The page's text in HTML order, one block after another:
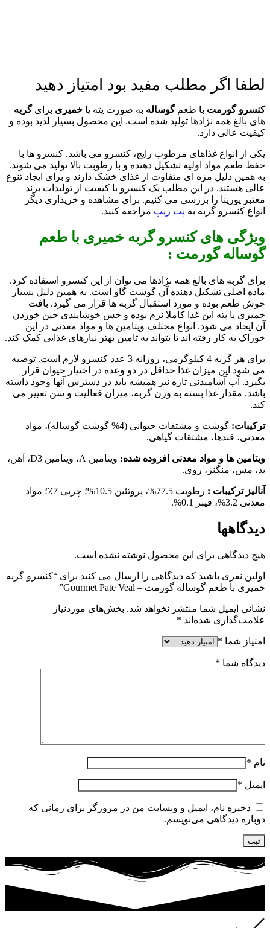
لطفا اگر مطلب مفید بود امتیاز دهید
کنسرو گورمت با طعمگوساله به صورت پته یا خمیری برایگربه
های بالغ همه نژادها تولید شده است. این محصول بسیار لذیذ بوده و
کیفیت عالی دارد.
یکی از انواع غذاهای مرطوب رایج، کنسرو می باشد. کنسرو ها با
حفظ طعم مواد اولیه تشکیل دهنده و با رطوبت بالا تولید می شوند.
به همین دلیل مزه ای متفاوت از غذای خشک دارند و برای ایجاد تنوع
عالی هستند. در این مطلب یک کنسرو با کیفیت از تولیدات برند
معتبر پورینا را بررسی می کنیم. برای مشاهده و خریداری دیگر
انواع کنسرو گربه به پت زیپ مراجعه کنید.
ویژگی های کنسرو گربه خمیری با طعم
گوساله گورمت :
برای گربه های بالغ همه نژادها می توان از این کنسرو استفاده کرد.
ماده اصلی تشکیل دهنده آن گوشت گاو است. به همین دلیل بسیار
خوش طعم بوده و مورد استقبال گربه ها قرار می گیرد. بافت
خمیری یا پته این غذا کاملا نرم بوده و حس خوشایندی حین خوردن
آن ایجاد می شود. انواع مختلف ویتامین ها و مواد معدنی در این
خوراک به کار رفته اند تا بتواند به تامین بهتر نیازهای غذایی کمک کند.
برای هر گربه 4 کیلوگرمی، روزانه 3 عدد کنسرو لازم است. توصیه
می شود این میزان غذا حداقل در دو وعده در اختیار حیوان قرار
بگیرد. آب آشامیدنی تازه نیز همیشه باید در دسترس آنها وجود داشته
باشد. مقدار غذا بسته به وزن گربه، میزان فعالیت و سن تغییر می
کند.
ترکیبات:
گوشت و مشتقات حیوانی (4% گوشت گوساله)، مواد
معدنی، قندها، مشتقات گیاهی.
ویتامین ها و مواد معدنی افزوده شده:
ویتامین A، ویتامین D3، آهن،
ید، مس، منگنز، روی.
آنالیز ترکیبات :
رطوبت 77.5%، پروتئین 10.5%؛ چربی 7٪؛ مواد
معدنی 3.2%، فیبر 0.1%.
دیدگاهها
هیچ دیدگاهی برای این محصول نوشته نشده است.
اولین نفری باشید که دیدگاهی را ارسال می کنید برای “کنسرو گربه
خمیری با طعم گوساله گورمت – Gourmet Pate Veal”
نشانی ایمیل شما منتشر نخواهد شد. بخش‌های موردنیاز
علامت‌گذاری شده‌اند *
امتیاز شما *
دیدگاه شما *
نام *
ایمیل *
ذخیره نام، ایمیل و وبسایت من در مرورگر برای زمانی که
دوباره دیدگاهی می‌نویسم.